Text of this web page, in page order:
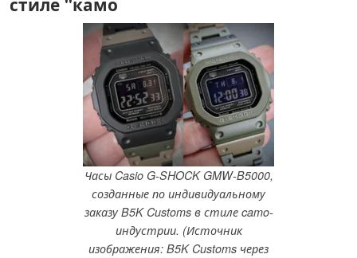
Часы Casio G-SHOCK GMW-B5000,
созданные по индивидуальному
заказу B5K Customs в стиле camo-
индустрии. (Источник
изображения: B5K Customs через